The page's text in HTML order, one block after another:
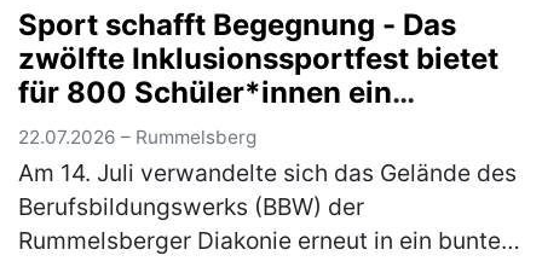
Medaille ausgezeichnet. Mit der höchsten
Eh…(mehr)
Sport schafft Begegnung - Das
zwölfte Inklusionssportfest bietet
für 800 Schüler*innen ein
vielfältiges Bewegungsangebot
22.07.2026 – Rummelsberg
Am 14. Juli verwandelte sich das Gelände des
Berufsbildungswerks (BBW) der
Rummelsberger Diakonie erneut in ein buntes